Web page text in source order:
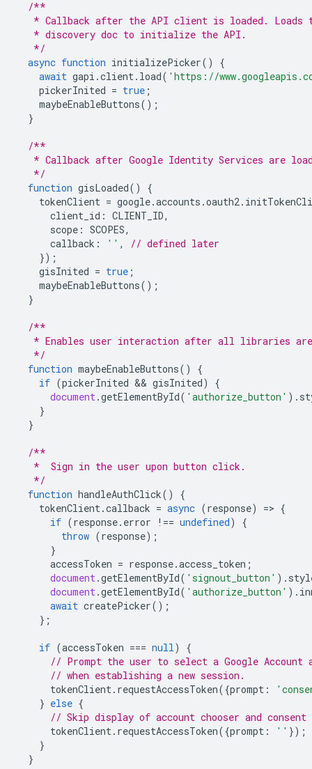
/**
* Callback after the API client is loaded. Loads
   * discovery doc to initialize the API.
   */
async function initializePicker()
{
await gapi .client. load( 'https://
pickerInited = true ;
maybeEnableButtons();
}
/**
* Callback after Google Identity Services are
   */
function gisLoaded()
{
tokenClient = google.accounts .oauth2.
client_id : CLIENT_ID,
scope : SCOPES,
callback : '' ,
// defined later
});
gisInited = true ;
maybeEnableButtons();
}
/**
* Enables user interaction after all libraries
   */
function maybeEnableButtons()
{
if (pickerInited && gisInited)
{
document.getElementById( 'authorize_button' ).
}
}
/**
   *  Sign in the user upon button click.
   */
function handleAuthClick()
{
tokenClient.callback = async (response) => {
if (response. error !== undefined)
{
throw (response);
}
accessToken = response.access_token ;
document.getElementById( 'signout_button' ).
document.getElementById( 'authorize_button' ).
await createPicker();
};
if (accessToken === null)
{
// Prompt the user to select a Google
// when establishing a new session.
tokenClient. requestAccessToken({prompt :
} else {
// Skip display of account chooser and
tokenClient. requestAccessToken({prompt : '' });
}
}